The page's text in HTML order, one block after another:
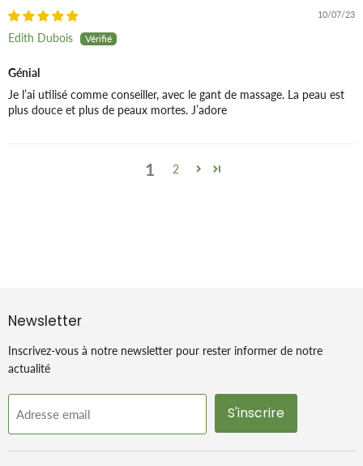
10/07/23
Edith Dubois
Génial
Je l’ai utilisé comme conseiller, avec le gant de massage. La peau est
plus douce et plus de peaux mortes. J’adore
1 2
Newsletter
Inscrivez-vous à notre newsletter pour rester informer de notre
actualité
Adresse email S'inscrire